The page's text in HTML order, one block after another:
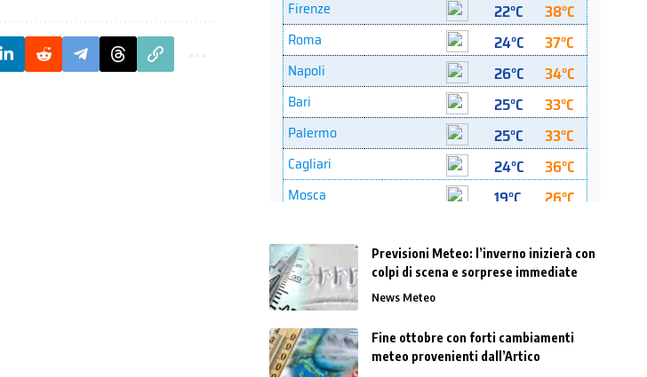
Previsioni Meteo: l’inverno inizierà con
colpi di scena e sorprese immediate
News Meteo
Fine ottobre con forti cambiamenti
meteo provenienti dall’Artico